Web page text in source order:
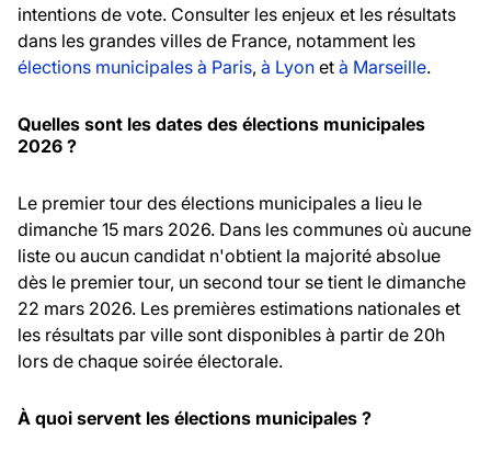
intentions de vote. Consulter les enjeux et les résultats
dans les grandes villes de France, notamment les
élections municipales à Paris, à Lyon et à Marseille.
Quelles sont les dates des élections municipales
2026 ?
Le premier tour des élections municipales a lieu le
dimanche 15 mars 2026. Dans les communes où aucune
liste ou aucun candidat n'obtient la majorité absolue
dès le premier tour, un second tour se tient le dimanche
22 mars 2026. Les premières estimations nationales et
les résultats par ville sont disponibles à partir de 20h
lors de chaque soirée électorale.
À quoi servent les élections municipales ?